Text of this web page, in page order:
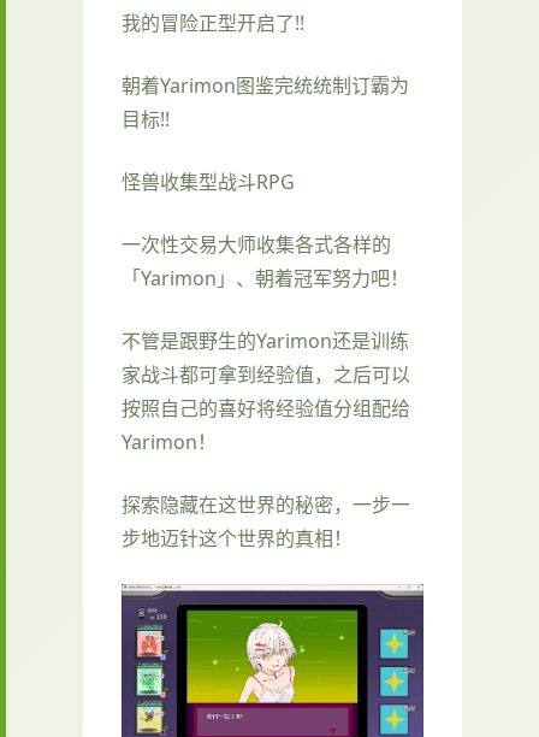
我的冒险正型开启了!!
朝着Yarimon图鉴完统统制订霸为
目标!!
怪兽收集型战斗RPG
一次性交易大师收集各式各样的
「Yarimon」、朝着冠军努力吧！
不管是跟野生的Yarimon还是训练
家战斗都可拿到经验值，之后可以
按照自己的喜好将经验值分组配给
Yarimon！
探索隐藏在这世界的秘密，一步一
步地迈针这个世界的真相！